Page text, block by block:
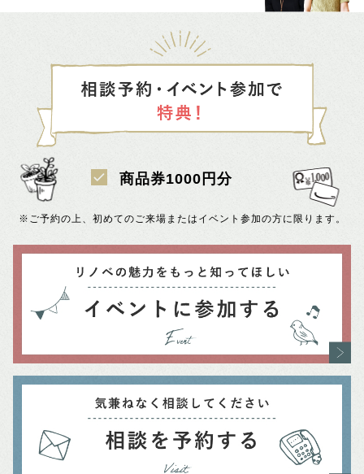
商品券1000円分
※ご予約の上、初めてのご来場またはイベント参加の方に限ります。